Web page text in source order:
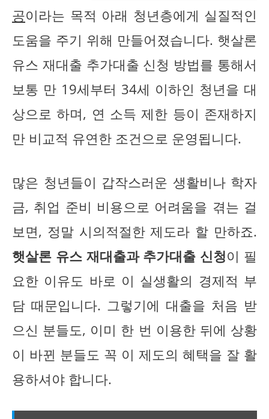
공이라는 목적 아래 청년층에게 실질적인
도움을 주기 위해 만들어졌습니다. 햇살론
유스 재대출 추가대출 신청 방법를 통해서
보통 만 19세부터 34세 이하인 청년을 대
상으로 하며, 연 소득 제한 등이 존재하지
만 비교적 유연한 조건으로 운영됩니다.
많은 청년들이 갑작스러운 생활비나 학자
금, 취업 준비 비용으로 어려움을 겪는 걸
보면, 정말 시의적절한 제도라 할 만하죠.
햇살론 유스 재대출과 추가대출 신청이 필
요한 이유도 바로 이 실생활의 경제적 부
담 때문입니다. 그렇기에 대출을 처음 받
으신 분들도, 이미 한 번 이용한 뒤에 상황
이 바뀐 분들도 꼭 이 제도의 혜택을 잘 활
용하셔야 합니다.